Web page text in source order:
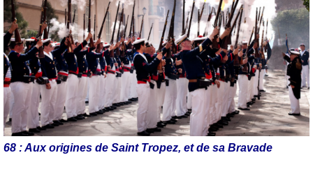
68 : Aux origines de Saint Tropez, et de sa Bravade